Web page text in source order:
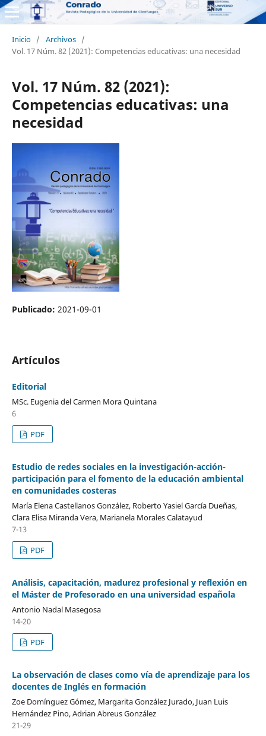
Inicio / Archivos /
Vol. 17 Núm. 82 (2021): Competencias educativas: una necesidad
Vol. 17 Núm. 82 (2021):
Competencias educativas: una
necesidad
Publicado: 2021-09-01
Artículos
Editorial
MSc. Eugenia del Carmen Mora Quintana
6
PDF
Estudio de redes sociales en la investigación-acción-
participación para el fomento de la educación ambiental
en comunidades costeras
María Elena Castellanos González, Roberto Yasiel García Dueñas,
Clara Elisa Miranda Vera, Marianela Morales Calatayud
7-13
PDF
Análisis, capacitación, madurez profesional y reflexión en
el Máster de Profesorado en una universidad española
Antonio Nadal Masegosa
14-20
PDF
La observación de clases como vía de aprendizaje para los
docentes de Inglés en formación
Zoe Domínguez Gómez, Margarita González Jurado, Juan Luis
Hernández Pino, Adrian Abreus González
21-29